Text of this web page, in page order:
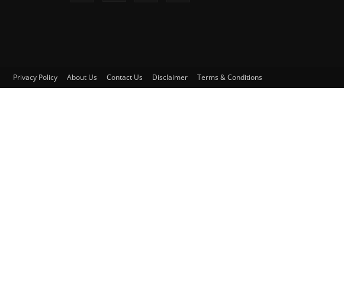
Privacy Policy About Us Contact Us Disclaimer Terms & Conditions